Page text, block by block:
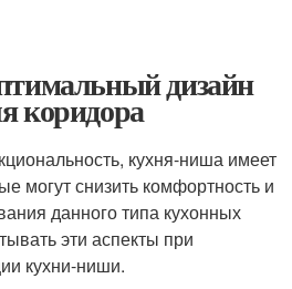
дизайн
коридора
кухня-ниша имеет
могут снизить комфортность и
данного типа кухонных
эти аспекты при
кухни-ниши.